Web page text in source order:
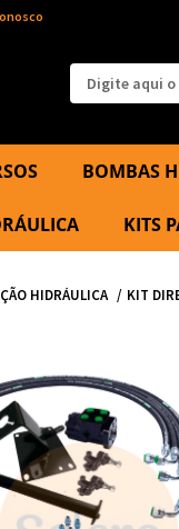
BOMBAS
KITS
HIDRÁULICA KIT